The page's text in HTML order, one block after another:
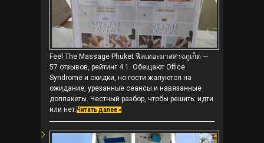
Feel The Massage Phuket ฟีลเดอะมาสสาจภูเก็ต —
57 отзывов, рейтинг 4.1. Обещают Office
Syndrome и скидки, но гости жалуются на
ожидание, урезанные сеансы и навязанные
доппакеты. Честный разбор, чтобы решить: идти
или нет.Читать далее »